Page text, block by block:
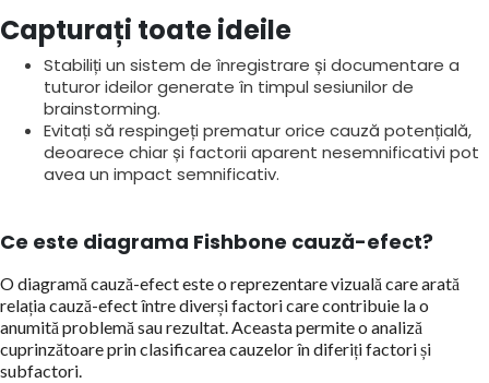
Capturați toate ideile
Stabiliți un sistem de înregistrare și documentare a
tuturor ideilor generate în timpul sesiunilor de
brainstorming.
Evitați să respingeți prematur orice cauză potențială,
deoarece chiar și factorii aparent nesemnificativi pot
avea un impact semnificativ.
Ce este diagrama Fishbone cauză-efect?
O diagramă cauză-efect este o reprezentare vizuală care arată
relația cauză-efect între diverși factori care contribuie la o
anumită problemă sau rezultat. Aceasta permite o analiză
cuprinzătoare prin clasificarea cauzelor în diferiți factori și
subfactori.